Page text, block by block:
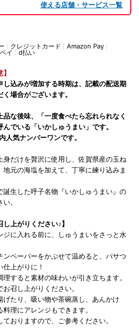
使える店舗・サービス一覧
クレジットカード
Amazon Pay
イ d払い
し込みが増加する時期は、記載の配送期
場合がございます。
な後味、「一度食べたら忘れられなく
でいる「いかしゅうまい」です。
気ナンバーワンです。
身だけを贅沢に使用し、佐賀県産の玉ね
地元の海塩を加えて、丁寧に練り込みま
誕生した呼子名物『いかしゅうまい』の
。
し上がりください♪】
ジに入れる前に、しゅうまいをさっと水
ンペーパーをかぶせて温めると、パサつ
上がりに！
理すると素材の味わいが引き立ちます。
召し上がりください。
げたり、吸い物や茶碗蒸し、あんかけ
理にアレンジもできます。
おりますので、ご参考ください。